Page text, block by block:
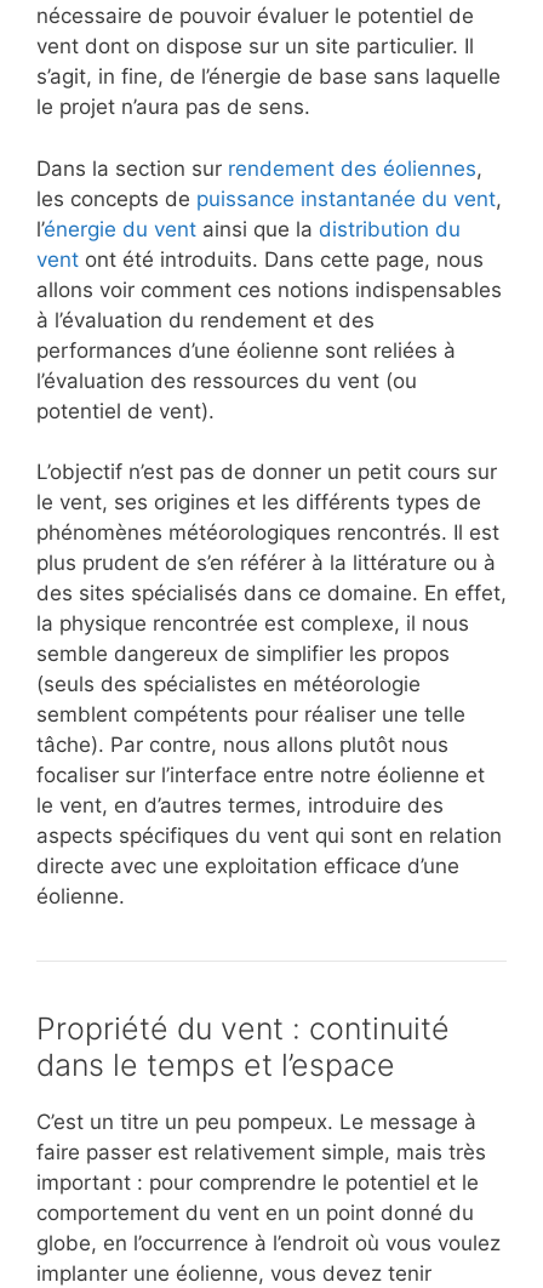
nécessaire de pouvoir évaluer le potentiel de
vent dont on dispose sur un site particulier. Il
s’agit, in fine, de l’énergie de base sans laquelle
le projet n’aura pas de sens.
Dans la section sur rendement des éoliennes,
les concepts de puissance instantanée du vent,
l’énergie du vent ainsi que la distribution du
vent ont été introduits. Dans cette page, nous
allons voir comment ces notions indispensables
à l’évaluation du rendement et des
performances d’une éolienne sont reliées à
l’évaluation des ressources du vent (ou
potentiel de vent).
L’objectif n’est pas de donner un petit cours sur
le vent, ses origines et les différents types de
phénomènes météorologiques rencontrés. Il est
plus prudent de s’en référer à la littérature ou à
des sites spécialisés dans ce domaine. En effet,
la physique rencontrée est complexe, il nous
semble dangereux de simplifier les propos
(seuls des spécialistes en météorologie
semblent compétents pour réaliser une telle
tâche). Par contre, nous allons plutôt nous
focaliser sur l’interface entre notre éolienne et
le vent, en d’autres termes, introduire des
aspects spécifiques du vent qui sont en relation
directe avec une exploitation efficace d’une
éolienne.
Propriété du vent : continuité
dans le temps et l’espace
C’est un titre un peu pompeux. Le message à
faire passer est relativement simple, mais très
important : pour comprendre le potentiel et le
comportement du vent en un point donné du
globe, en l’occurrence à l’endroit où vous voulez
implanter une éolienne, vous devez tenir